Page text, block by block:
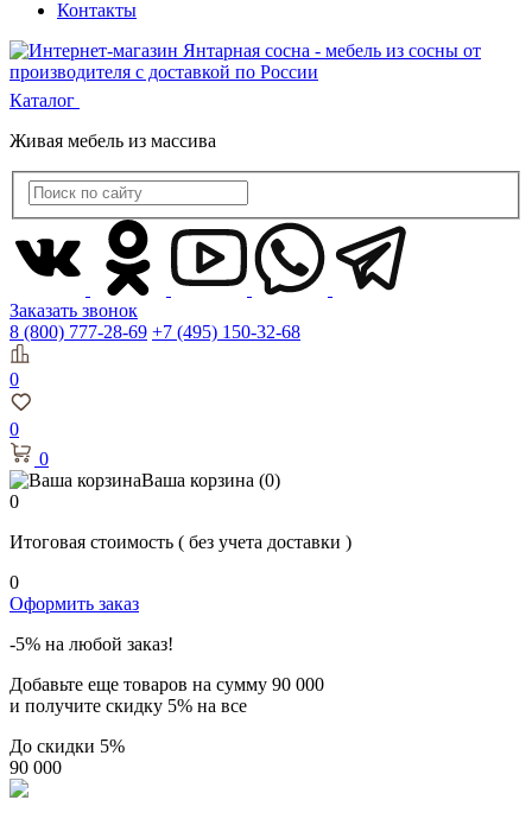
Контакты
Каталог
Живая мебель из массива
Заказать звонок
8 (800) 777-28-69 +7 (495) 150-32-68
0
0
0
Ваша корзина (0)
0
Итоговая стоимость ( без учета доставки )
0
Оформить заказ
-5% на любой заказ!
Добавьте еще товаров на сумму 90 000
и получите скидку 5% на все
До скидки 5%
90 000